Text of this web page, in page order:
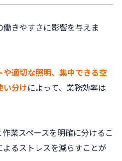
きやすさに影響を与えま
適切な照明、集中できる空
い分けによって、業務効率は
業スペースを明確に分けるこ
るストレスを減らすことが